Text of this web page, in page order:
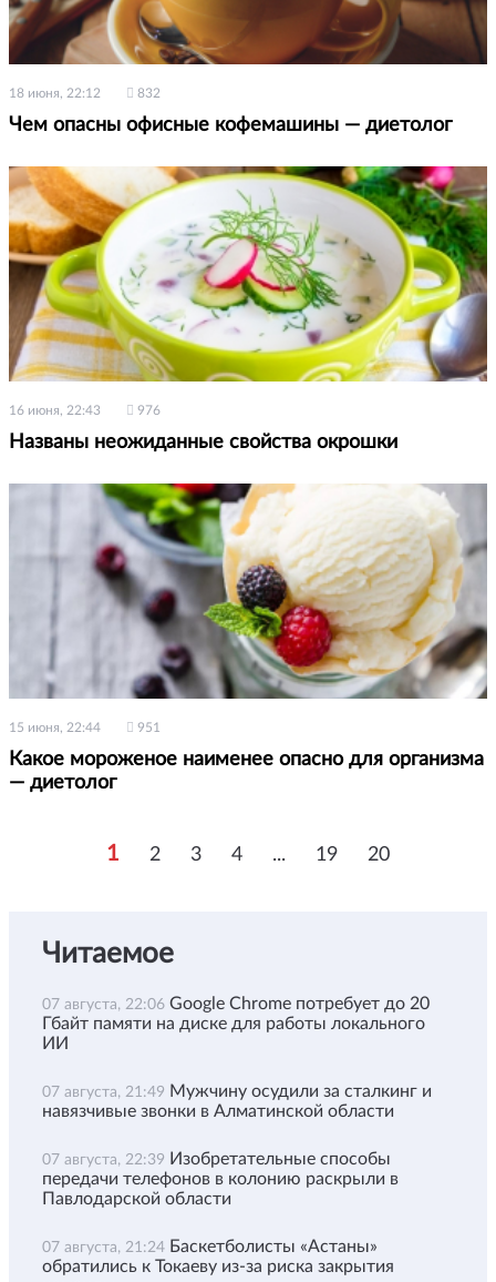
18 июня, 22:12 832
Чем опасны офисные кофемашины — диетолог
16 июня, 22:43 976
Названы неожиданные свойства окрошки
15 июня, 22:44 951
Какое мороженое наименее опасно для организма
— диетолог
1 2 3 4 ... 19 20
Читаемое
07 августа, 22:06 Google Chrome потребует до 20
Гбайт памяти на диске для работы локального
ИИ
07 августа, 21:49 Мужчину осудили за сталкинг и
навязчивые звонки в Алматинской области
07 августа, 22:39 Изобретательные способы
передачи телефонов в колонию раскрыли в
Павлодарской области
07 августа, 21:24 Баскетболисты «Астаны»
обратились к Токаеву из-за риска закрытия